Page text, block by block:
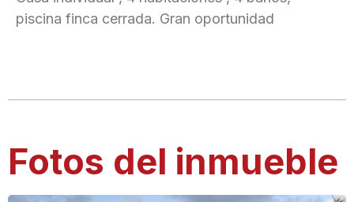
piscina finca cerrada. Gran oportunidad
Fotos del inmueble